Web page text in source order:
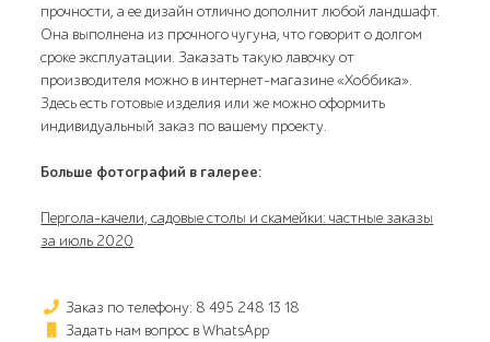
прочности, а ее дизайн отлично дополнит любой ландшафт.
Она выполнена из прочного чугуна, что говорит о долгом
сроке эксплуатации. Заказать такую лавочку от
производителя можно в интернет-магазине «Хоббика».
Здесь есть готовые изделия или же можно оформить
индивидуальный заказ по вашему проекту.
Больше фотографий в галерее:
Пергола-качели, садовые столы и скамейки: частные заказы
за июль 2020
Заказ по телефону: 8 495 248 13 18
Задать нам вопрос в WhatsApp